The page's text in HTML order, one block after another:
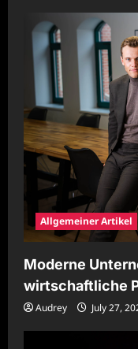
Allgemeiner Artikel
Moderne
wirtschaftliche
Audrey July 27,